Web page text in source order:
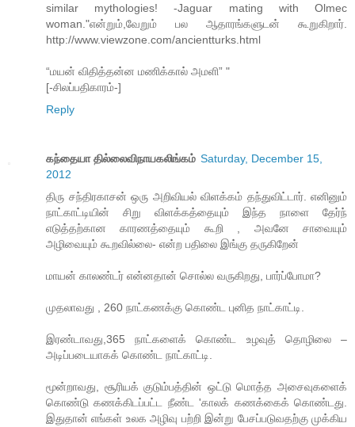
similar mythologies! -Jaguar mating with Olmec
woman."என்றும்,வேறும் பல ஆதாரங்களுடன் கூறுகிறார்.
http://www.viewzone.com/ancientturks.html
“மயன் விதித்தன்ன மணிக்கால் அமளி” "
[-சிலப்பதிகாரம்-]
Reply
கந்தையா தில்லைவிநாயகலிங்கம் Saturday, December 15,
2012
திரு சந்திரகாசன் ஒரு அறிவியல் விளக்கம் தந்துவிட்டார். எனினும்
நாட்காட்டியின் சிறு விளக்கத்தையும் இந்த நாளை தேர்ந்
எடுத்தற்கான காரணத்தையும் கூறி , அவனே சாவையும்
அழிவையும் கூறவில்லை- என்ற பதிலை இங்கு தருகிறேன்
மாயன் காலண்டர் என்னதான் சொல்ல வருகிறது, பார்ப்போமா?
முதலாவது , 260 நாட்கணக்கு கொண்ட புனித நாட்காட்டி.
இரண்டாவது,365 நாட்களைக் கொண்ட உழவுத் தொழிலை –
அடிப்படையாகக் கொண்ட நாட்காட்டி.
மூன்றாவது, சூரியக் குடும்பத்தின் ஒட்டு மொத்த அசைவுகளைக்
கொண்டு கணக்கிடப்பட்ட நீண்ட 'காலக் கணக்கைக் கொண்டது.
இதுதான் எங்கள் உலக அழிவு பற்றி இன்று பேசப்படுவதற்கு முக்கிய